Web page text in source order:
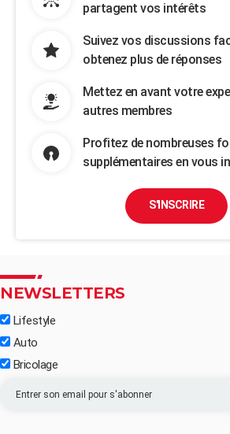
partagent vos intérêts
Suivez vos discussions
obtenez plus de réponses
Mettez en avant votre
autres membres
Profitez de nombreuses
supplémentaires en vous
S'INSCRIRE
NEWSLETTERS
Lifestyle
Auto
Bricolage